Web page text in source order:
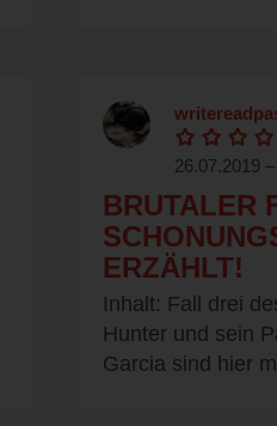
26.07.2019
BRUTALER
ERZÄHLT!
Inhalt: Fall drei
Hunter und sein
Garcia sind hier